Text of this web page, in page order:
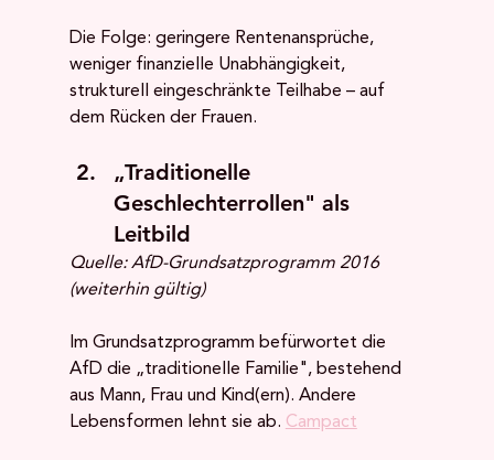
Die Folge: geringere Rentenansprüche,
weniger finanzielle Unabhängigkeit,
strukturell eingeschränkte Teilhabe – auf
dem Rücken der Frauen.
„Traditionelle
Geschlechterrollen" als
Leitbild
Quelle: AfD-Grundsatzprogramm 2016
(weiterhin gültig)
Im Grundsatzprogramm befürwortet die
AfD die „traditionelle Familie", bestehend
aus Mann, Frau und Kind(ern). Andere
Lebensformen lehnt sie ab. Campact